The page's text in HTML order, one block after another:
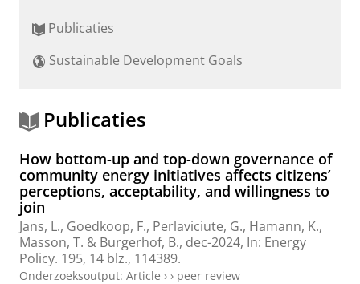
r
h
r
t
l
Publicaties
Sustainable Development Goals
Publicaties
How bottom-up and top-down governance of
community energy initiatives affects citizens’
perceptions, acceptability, and willingness to
join
Jans, L., Goedkoop, F., Perlaviciute, G., Hamann, K.,
Masson, T. & Burgerhof, B., dec-2024, In: Energy
Policy. 195, 14 blz., 114389.
Onderzoeksoutput: Article › › peer review